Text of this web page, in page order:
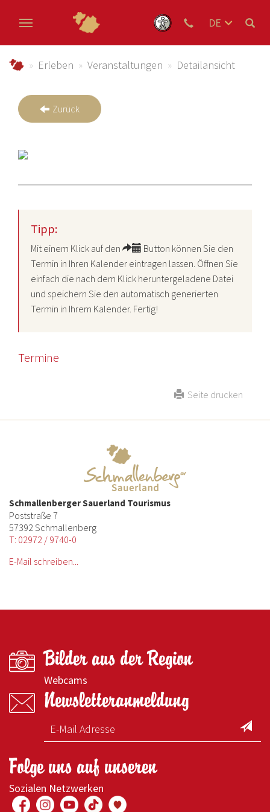
DE
schmallenberger-sauerland.de
Erleben Veranstaltungen Detailansicht
Zurück
Tipp:
Mit einem Klick auf den
Button können Sie den
Termin in Ihren Kalender eintragen lassen. Öffnen Sie
einfach die nach dem Klick heruntergeladene Datei
und speichern Sie den automatisch generierten
Termin in Ihrem Kalender. Fertig!
Termine
Seite drucken
Schmallenberger Sauerland Tourismus
Poststraße 7
57392 Schmallenberg
T: 02972 / 9740-0
E-Mail schreiben...
Bilder aus der Region
Webcams
Newsletteranmeldung
Folge uns auf unseren
Sozialen Netzwerken